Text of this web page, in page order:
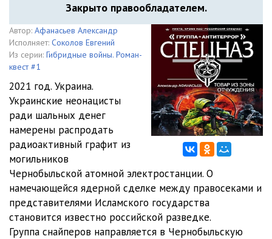
Закрыто правообладателем.
Автор: Афанасьев Александр
Исполняет: Соколов Евгений
Из серии: Гибридные войны. Роман-
квест #1
2021 год. Украина.
Украинские неонацисты
ради шальных денег
намерены распродать
радиоактивный графит из
могильников
Чернобыльской атомной электростанции. О
намечающейся ядерной сделке между правосеками и
представителями Исламского государства
становится известно российской разведке.
Группа снайперов направляется в Чернобыльскую